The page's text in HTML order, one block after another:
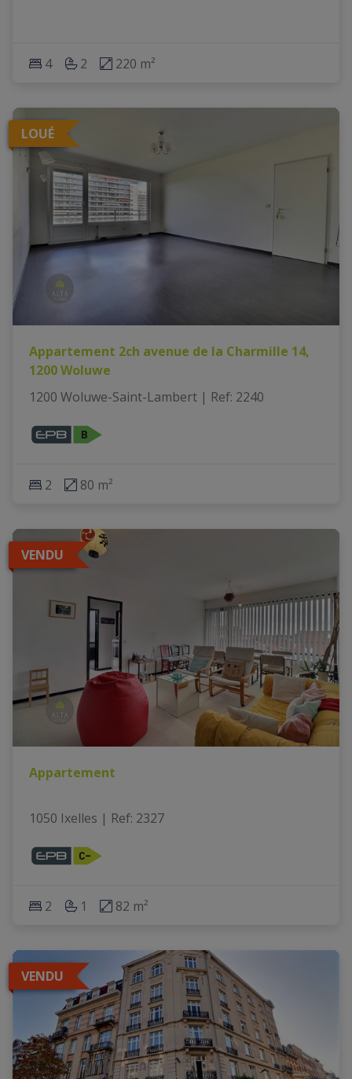
4 2 220 m²
LOUÉ
Appartement 2ch avenue de la Charmille 14,
1200 Woluwe
1200 Woluwe-Saint-Lambert | Ref: 2240
2 80 m²
VENDU
Appartement
1050 Ixelles | Ref: 2327
2 1 82 m²
VENDU